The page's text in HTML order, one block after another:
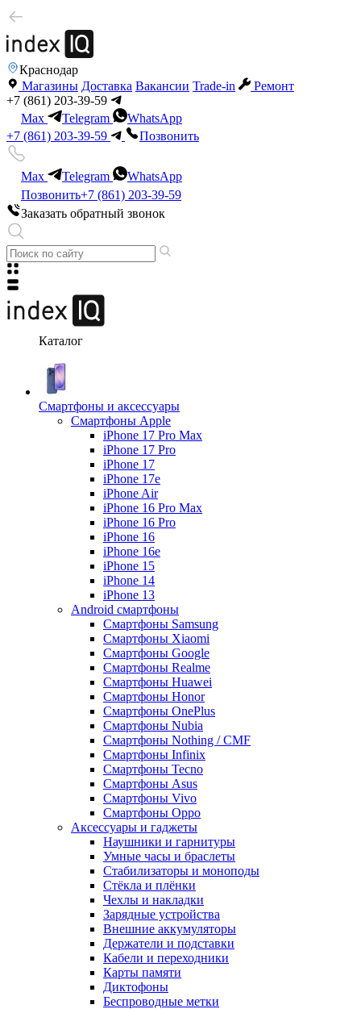
Краснодар
Магазины Доставка Вакансии Trade-in
Ремонт
+7 (861) 203-39-59
Max
Telegram
WhatsApp
+7 (861) 203-39-59
Позвонить
Max Telegram
WhatsApp
Позвонить+7 (861) 203-39-59
Заказать обратный звонок
Каталог
Смартфоны и аксессуары
Смартфоны Apple
iPhone 17 Pro Max
iPhone 17 Pro
iPhone 17
iPhone 17e
iPhone Air
iPhone 16 Pro Max
iPhone 16 Pro
iPhone 16
iPhone 16e
iPhone 15
iPhone 14
iPhone 13
Android cмартфоны
Смартфоны Samsung
Смартфоны Xiaomi
Смартфоны Google
Смартфоны Realme
Смартфоны Huawei
Смартфоны Honor
Смартфоны OnePlus
Смартфоны Nubia
Смартфоны Nothing / CMF
Смартфоны Infinix
Смартфоны Tecno
Смартфоны Asus
Смартфоны Vivo
Смартфоны Oppo
Аксессуары и гаджеты
Наушники и гарнитуры
Умные часы и браслеты
Стабилизаторы и моноподы
Стёкла и плёнки
Чехлы и накладки
Зарядные устройства
Внешние аккумуляторы
Держатели и подставки
Кабели и переходники
Карты памяти
Диктофоны
Беспроводные метки